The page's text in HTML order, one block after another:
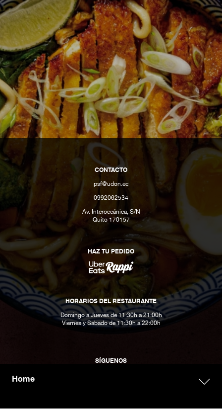
CONTACTO
psf@udon.ec
0992062534
Av. Interoceánica, S/N
Quito 170157
HAZ TU PEDIDO
HORARIOS DEL RESTAURANTE
Domingo a Jueves de 11:30h a 21:00h
Viernes y Sabado de 11:30h a 22:00h
SÍGUENOS
Home